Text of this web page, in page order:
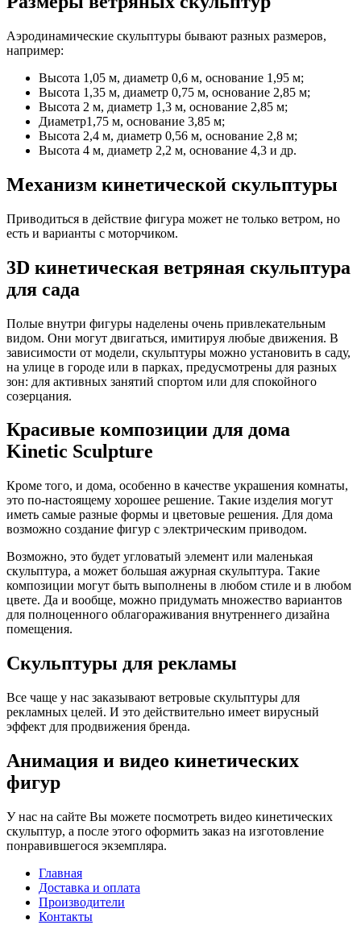
Аэродинамические скульптуры бывают разных размеров,
например:
Высота 1,05 м, диаметр 0,6 м, основание 1,95 м;
Высота 1,35 м, диаметр 0,75 м, основание 2,85 м;
Высота 2 м, диаметр 1,3 м, основание 2,85 м;
Диаметр1,75 м, основание 3,85 м;
Высота 2,4 м, диаметр 0,56 м, основание 2,8 м;
Высота 4 м, диаметр 2,2 м, основание 4,3 и др.
Механизм кинетической скульптуры
Приводиться в действие фигура может не только ветром, но
есть и варианты с моторчиком.
3D кинетическая ветряная скульптура
для сада
Полые внутри фигуры наделены очень привлекательным
видом. Они могут двигаться, имитируя любые движения. В
зависимости от модели, скульптуры можно установить в саду,
на улице в городе или в парках, предусмотрены для разных
зон: для активных занятий спортом или для спокойного
созерцания.
Красивые композиции для дома
Kinetic Sculpture
Кроме того, и дома, особенно в качестве украшения комнаты,
это по-настоящему хорошее решение. Такие изделия могут
иметь самые разные формы и цветовые решения. Для дома
возможно создание фигур с электрическим приводом.
Возможно, это будет угловатый элемент или маленькая
скульптура, а может большая ажурная скульптура. Такие
композиции могут быть выполнены в любом стиле и в любом
цвете. Да и вообще, можно придумать множество вариантов
для полноценного облагораживания внутреннего дизайна
помещения.
Скульптуры для рекламы
Все чаще у нас заказывают ветровые скульптуры для
рекламных целей. И это действительно имеет вирусный
эффект для продвижения бренда.
Анимация и видео кинетических
фигур
У нас на сайте Вы можете посмотреть видео кинетических
скульптур, а после этого оформить заказ на изготовление
понравившегося экземпляра.
Главная
Доставка и оплата
Производители
Контакты